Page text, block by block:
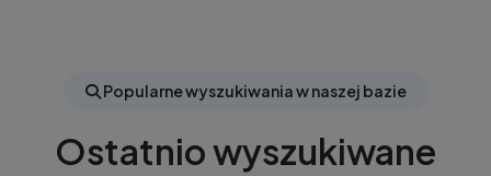
Popularne wyszukiwania w naszej bazie
Ostatnio wyszukiwane